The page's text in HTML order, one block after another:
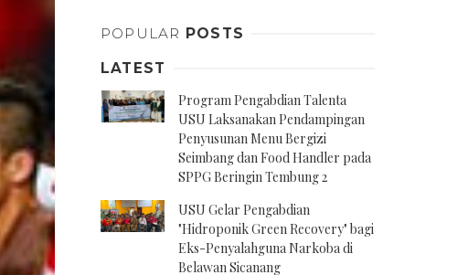
POPULAR POSTS
LATEST
Program Pengabdian Talenta
USU Laksanakan Pendampingan
Penyusunan Menu Bergizi
Seimbang dan Food Handler pada
SPPG Beringin Tembung 2
USU Gelar Pengabdian
"Hidroponik Green Recovery" bagi
Eks-Penyalahguna Narkoba di
Belawan Sicanang